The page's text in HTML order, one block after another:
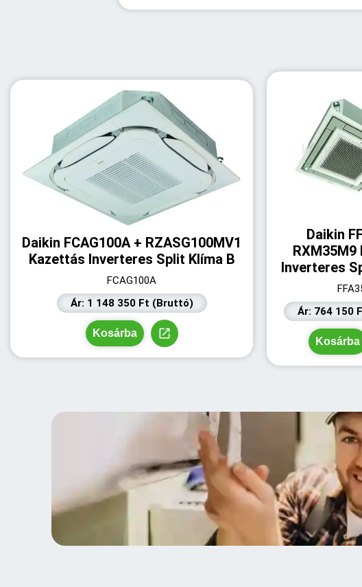
Daikin FCAG100A + RZASG100MV1
Kazettás Inverteres Split Klíma B
FCAG100A
Ár: 1 148 350 Ft (Bruttó)
Kosárba
Daikin
Inverteres
Ár: 764 150
Kosárba